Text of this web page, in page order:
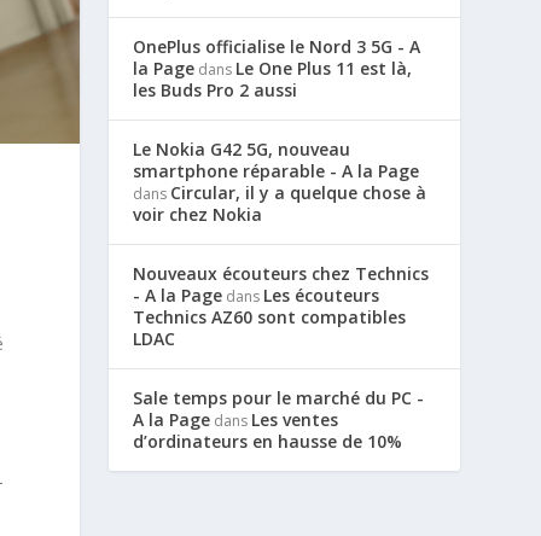
OnePlus officialise le Nord 3 5G - A
la Page dans Le One Plus 11 est là,
les Buds Pro 2 aussi
Le Nokia G42 5G, nouveau
smartphone réparable - A la Page
dans Circular, il y a quelque chose à
voir chez Nokia
Nouveaux écouteurs chez Technics
- A la Page dans Les écouteurs
Technics AZ60 sont compatibles
LDAC
Sale temps pour le marché du PC -
A la Page dans Les ventes
d’ordinateurs en hausse de 10%